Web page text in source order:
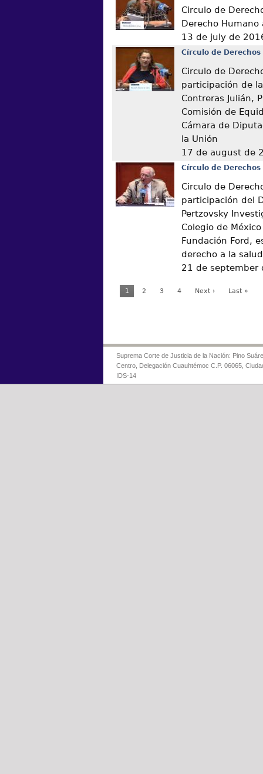
Circulo de
Derecho
13 de july de
Círculo de Derechos
Circulo de
participación de
Contreras Julián,
Comisión de
Cámara de
la Unión
17 de august de
Círculo de Derechos
Circulo de
participación del
Pertzovsky
Colegio de
Fundación Ford,
derecho a la salud
21 de september
1 2 3 4 Next › Last »
Suprema Corte de Justicia de la Nación: Pino
Centro, Delegación Cuauhtémoc C.P. 06065,
IDS-14